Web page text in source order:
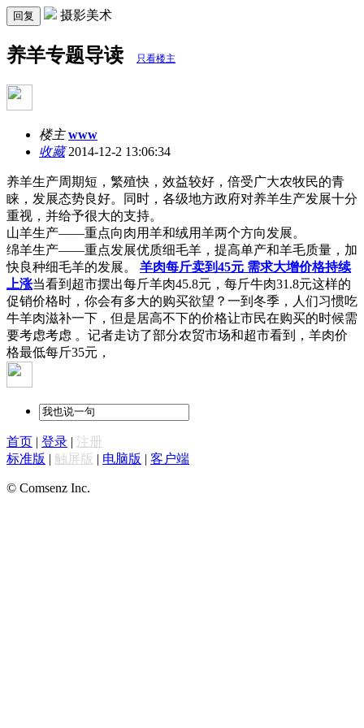
回复 摄影美术
养羊专题导读 只看楼主
楼主 www
收藏2014-12-2 13:06:34
养羊生产周期短，繁殖快，效益较好，倍受广大农牧民的青
睐，发展态势良好。同时，各级地方政府对养羊生产发展十分
重视，并给予很大的支持。
山羊生产——重点向肉用羊和绒用羊两个方向发展。
绵羊生产——重点发展优质细毛羊，提高单产和羊毛质量，加
快良种细毛羊的发展。 羊肉每斤卖到45元 需求大增价格持续
上涨当看到超市摆出每斤羊肉45.8元，每斤牛肉31.8元这样的
促销价格时，你会有多大的购买欲望？一到冬季，人们习惯吃
牛羊肉滋补一下，但是居高不下的价格让市民在购买的时候需
要考虑考虑 。记者走访了部分农贸市场和超市看到，羊肉价
格最低每斤35元，
首页 | 登录 | 注册
标准版 | 触屏版 | 电脑版 | 客户端
© Comsenz Inc.